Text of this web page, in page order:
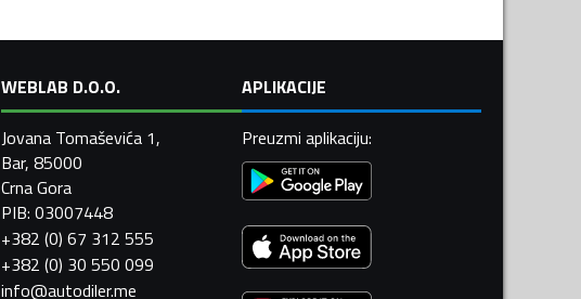
WEBLAB D.O.O.
Jovana Tomaševića 1,
Bar, 85000
Crna Gora
PIB: 03007448
+382 (0) 67 312 555
+382 (0) 30 550 099
info@autodiler.me
APLIKACIJE
Preuzmi aplikaciju: